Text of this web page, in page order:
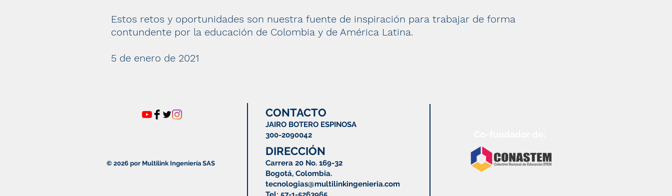
Estos retos y oportunidades son nuestra fuente de inspiración para trabajar de forma
contundente por la educación de Colombia y de América Latina.
5 de enero de 2021
© 2026 por Multilink Ingeniería SAS
CONTACTO
JAIRO BOTERO ESPINOSA
300-2090042
DIRECCIÓN
Carrera 20 No. 169-32
Bogotá, Colombia.
tecnologias@multilinkingenieria.com